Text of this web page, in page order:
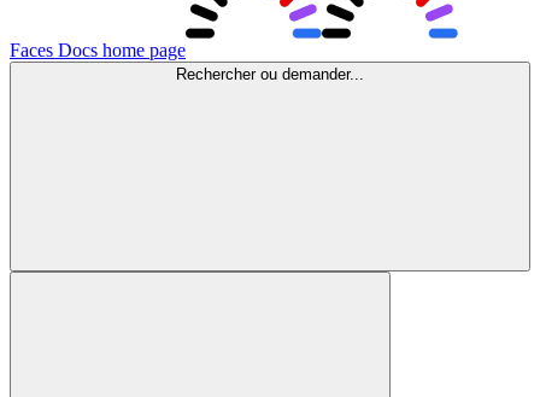
Faces Docs home page
Rechercher ou demander...